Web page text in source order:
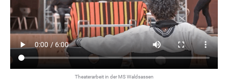
Theaterarbeit in der MS Waldsassen